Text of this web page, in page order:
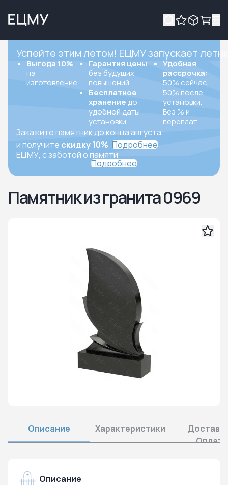
Успейте этим летом! ЕЦМУ запускает
Выгода 10%
на
изготовление.
Гарантия цены
без будущих
повышений.
Бесплатное
хранение до
удобной даты
установки.
Удобная
рассрочка:
50% сейчас,
50% после
установки.
Без % и
переплат.
Закажите памятник до конца августа
и получите скидку 10% Подробнее
ЕЦМУ, с заботой о памяти
Подробнее
Памятник из гранита 0969
Описание Характеристики
Оплата
Описание